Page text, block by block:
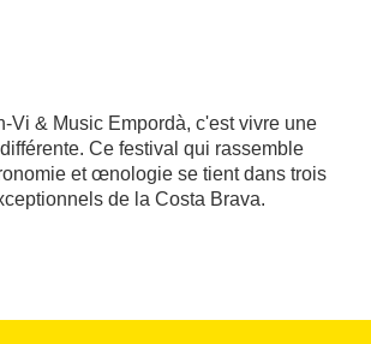
Vi & Music Empordà, c'est vivre une
Ce festival qui rassemble
et œnologie se tient dans trois
de la Costa Brava.